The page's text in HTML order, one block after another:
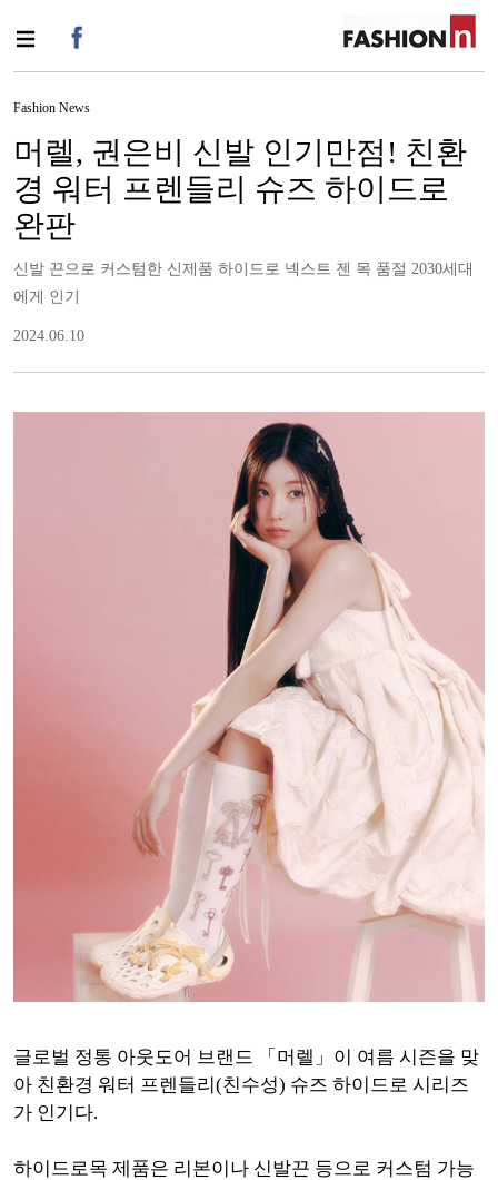
Fashion News
머렐, 권은비 신발 인기만점! 친환
경 워터 프렌들리 슈즈 하이드로
완판
신발 끈으로 커스텀한 신제품 하이드로 넥스트 젠 목 품절 2030세대
에게 인기
2024.06.10
글로벌 정통 아웃도어 브랜드 「머렐」이 여름 시즌을 맞
아 친환경 워터 프렌들리(친수성) 슈즈 하이드로 시리즈
가 인기다.
하이드로목 제품은 리본이나 신발끈 등으로 커스텀 가능